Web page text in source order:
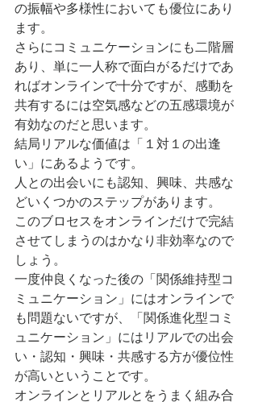
の振幅や多様性においても優位にあり
ます。
さらにコミュニケーションにも二階層
あり、単に一人称で面白がるだけであ
ればオンラインで十分ですが、感動を
共有するには空気感などの五感環境が
有効なのだと思います。
結局リアルな価値は「１対１の出逢
い」にあるようです。
人との出会いにも認知、興味、共感な
どいくつかのステップがあります。
このブロセスをオンラインだけで完結
させてしまうのはかなり非効率なので
しょう。
一度仲良くなった後の「関係維持型コ
ミュニケーション」にはオンラインで
も問題ないですが、「関係進化型コミ
ュニケーション」にはリアルでの出会
い・認知・興味・共感する方が優位性
が高いということです。
オンラインとリアルとをうまく組み合